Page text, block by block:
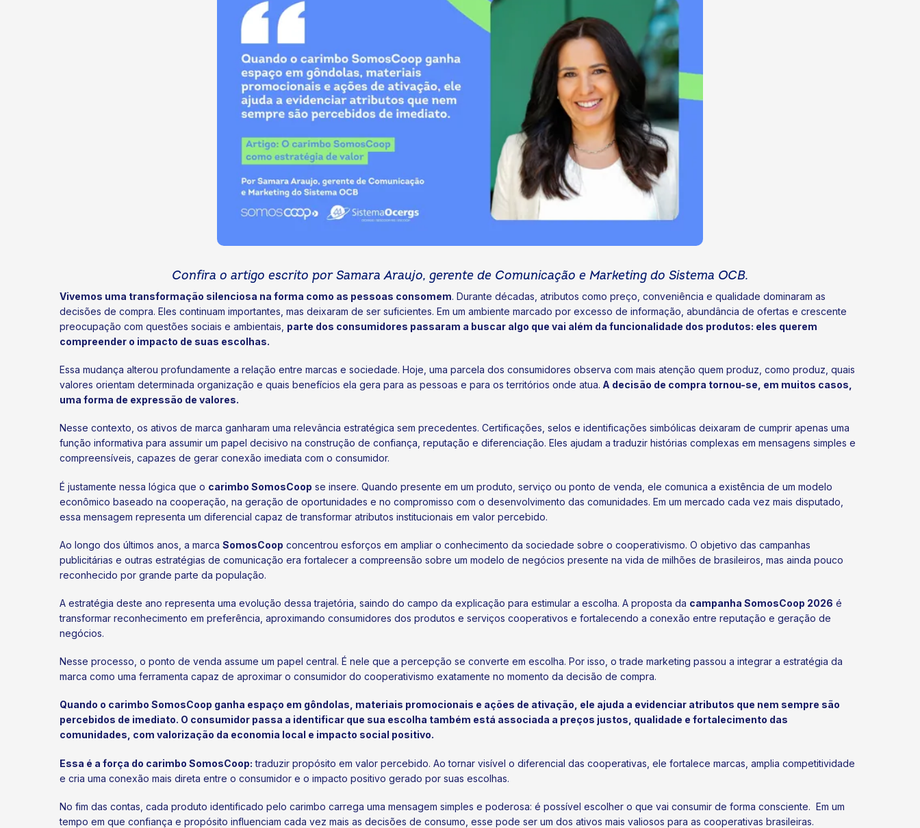
Confira o artigo escrito por Samara Araujo, gerente de Comunicação e Marketing do Sistema OCB.
Vivemos uma transformação silenciosa na forma como as pessoas consomem. Durante décadas, atributos como preço, conveniência e qualidade dominaram as
decisões de compra. Eles continuam importantes, mas deixaram de ser suficientes. Em um ambiente marcado por excesso de informação, abundância de ofertas e crescente
preocupação com questões sociais e ambientais, parte dos consumidores passaram a buscar algo que vai além da funcionalidade dos produtos: eles querem
compreender o impacto de suas escolhas.
Essa mudança alterou profundamente a relação entre marcas e sociedade. Hoje, uma parcela dos consumidores observa com mais atenção quem produz, como produz, quais
valores orientam determinada organização e quais benefícios ela gera para as pessoas e para os territórios onde atua. A decisão de compra tornou-se, em muitos casos,
uma forma de expressão de valores.
Nesse contexto, os ativos de marca ganharam uma relevância estratégica sem precedentes. Certificações, selos e identificações simbólicas deixaram de cumprir apenas uma
função informativa para assumir um papel decisivo na construção de confiança, reputação e diferenciação. Eles ajudam a traduzir histórias complexas em mensagens simples e
compreensíveis, capazes de gerar conexão imediata com o consumidor.
É justamente nessa lógica que o carimbo SomosCoop se insere. Quando presente em um produto, serviço ou ponto de venda, ele comunica a existência de um modelo
econômico baseado na cooperação, na geração de oportunidades e no compromisso com o desenvolvimento das comunidades. Em um mercado cada vez mais disputado,
essa mensagem representa um diferencial capaz de transformar atributos institucionais em valor percebido.
Ao longo dos últimos anos, a marca SomosCoop concentrou esforços em ampliar o conhecimento da sociedade sobre o cooperativismo. O objetivo das campanhas
publicitárias e outras estratégias de comunicação era fortalecer a compreensão sobre um modelo de negócios presente na vida de milhões de brasileiros, mas ainda pouco
reconhecido por grande parte da população.
A estratégia deste ano representa uma evolução dessa trajetória, saindo do campo da explicação para estimular a escolha. A proposta da campanha SomosCoop 2026 é
transformar reconhecimento em preferência, aproximando consumidores dos produtos e serviços cooperativos e fortalecendo a conexão entre reputação e geração de
negócios.
Nesse processo, o ponto de venda assume um papel central. É nele que a percepção se converte em escolha. Por isso, o trade marketing passou a integrar a estratégia da
marca como uma ferramenta capaz de aproximar o consumidor do cooperativismo exatamente no momento da decisão de compra.
Quando o carimbo SomosCoop ganha espaço em gôndolas, materiais promocionais e ações de ativação, ele ajuda a evidenciar atributos que nem sempre são
percebidos de imediato. O consumidor passa a identificar que sua escolha também está associada a preços justos, qualidade e fortalecimento das
comunidades, com valorização da economia local e impacto social positivo.
Essa é a força do carimbo SomosCoop: traduzir propósito em valor percebido. Ao tornar visível o diferencial das cooperativas, ele fortalece marcas, amplia competitividade
e cria uma conexão mais direta entre o consumidor e o impacto positivo gerado por suas escolhas.
No fim das contas, cada produto identificado pelo carimbo carrega uma mensagem simples e poderosa: é possível escolher o que vai consumir de forma consciente. Em um
tempo em que confiança e propósito influenciam cada vez mais as decisões de consumo, esse pode ser um dos ativos mais valiosos para as cooperativas brasileiras.